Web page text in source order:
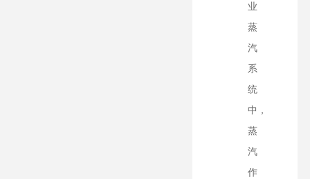
业
蒸
汽
系
统
中，
蒸
汽
作